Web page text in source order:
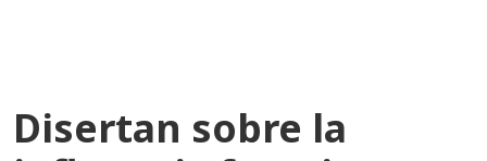
Disertan sobre la